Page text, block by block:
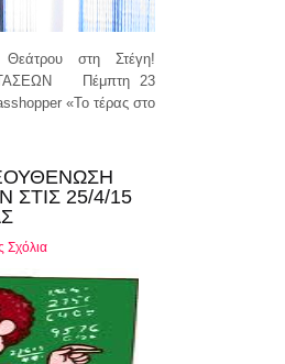
στη Στέγη!
Πέμπτη 23
«Το τέρας στο
ΣΤΙΣ 25/4/15
Σχόλια